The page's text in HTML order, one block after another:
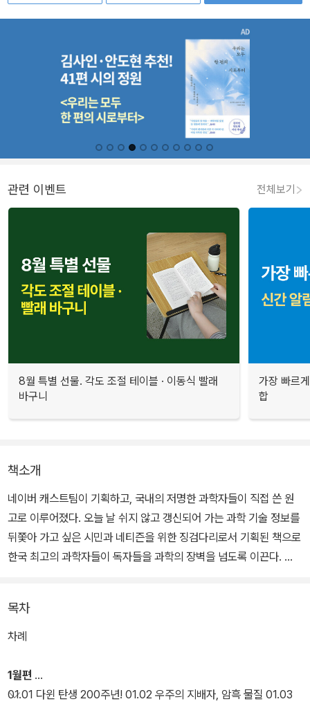
관련 이벤트 전체보기
8월 특별 선물. 각도 조절 테이블 · 이동식 빨래
바구니
가장 빠르
합
책소개
네이버 캐스트팀이 기획하고, 국내의 저명한 과학자들이 직접 쓴 원
고로 이루어졌다. 오늘 날 쉬지 않고 갱신되어 가는 과학 기술 정보를
뒤쫓아 가고 싶은 시민과 네티즌을 위한 징검다리로서 기획된 책으로
한국 최고의 과학자들이 독자들을 과학의 장벽을 넘도록 이끈다.
학의 거대 담론은 물론이고, -1×-1=1이 되는 이유가 무엇인지에 대
한 수학 원리의 소개, 조선 시대 미라에서 발견된 기생충에서 읽는 우
학의 이모저모는 물론이고, 과학 현장 연구자들의 열정을 생생하게
읽을 수 있다.
목차
차례
1월편
01.01 다윈 탄생 200주년! 01.02 우주의 지배자, 암흑 물질 01.03